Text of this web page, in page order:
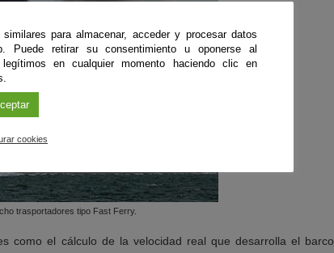
trasportadores tipo Fast Ferry.
como el cálculo de la velocidad real que desarrolla el barco
para almacenar, acceder y procesar datos
retirar su consentimiento u oponerse al
en cualquier momento haciendo clic en
cookies